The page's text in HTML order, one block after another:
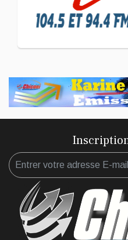
et Reska NI Kalamu
Langue KIBOSI